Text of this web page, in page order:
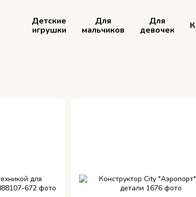
Детские
игрушки
Для
мальчиков
Для
девочек